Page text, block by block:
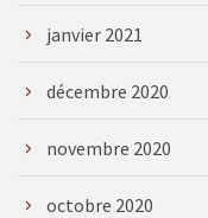
janvier 2021
décembre 2020
novembre 2020
octobre 2020